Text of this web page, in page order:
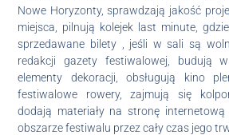
Nowe Horyzonty, sprawdzają jakość
miejsca, pilnują kolejek last minute,
sprzedawane bilety , jeśli w sali są
redakcji gazety festiwalowej, budują
elementy dekoracji, obsługują kino
festiwalowe rowery, zajmują się
dodają materiały na stronę
obszarze festiwalu przez cały czas jego